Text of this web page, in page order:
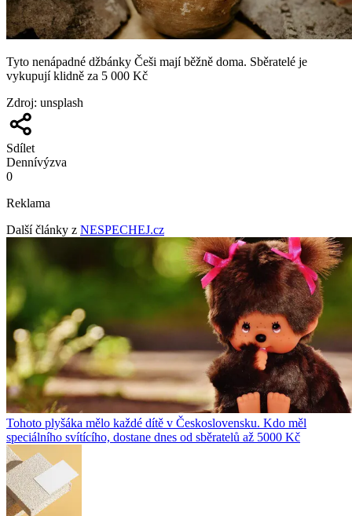
Tyto nenápadné džbánky Češi mají běžně doma. Sběratelé je
vykupují klidně za 5 000 Kč
Zdroj: unsplash
Sdílet
Dennívýzva
0
Reklama
Další články z NESPECHEJ.cz
Tohoto plyšáka mělo každé dítě v Československu. Kdo měl
speciálního svítícího, dostane dnes od sběratelů až 5000 Kč